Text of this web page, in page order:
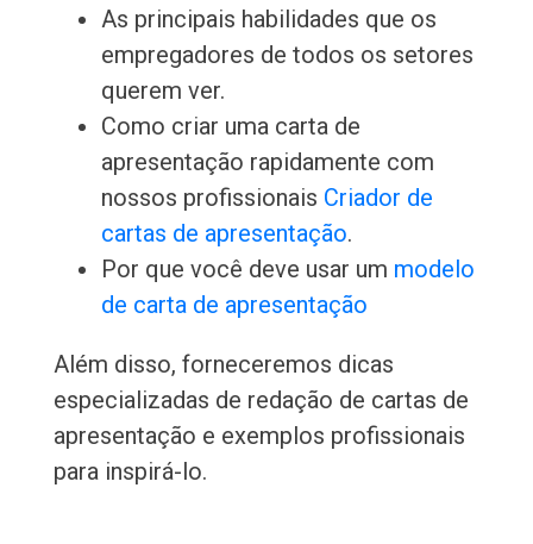
As principais habilidades que os
empregadores de todos os setores
querem ver.
Como criar uma carta de
apresentação rapidamente com
nossos profissionais Criador de
cartas de apresentação.
Por que você deve usar um modelo
de carta de apresentação
Além disso, forneceremos dicas
especializadas de redação de cartas de
apresentação e exemplos profissionais
para inspirá-lo.